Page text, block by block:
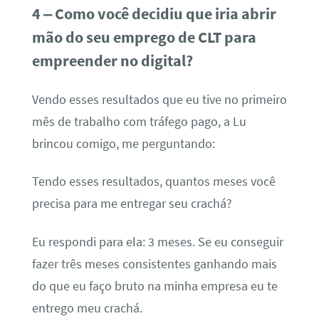
4 – Como você decidiu que iria abrir
mão do seu emprego de CLT para
empreender no digital?
Vendo esses resultados que eu tive no primeiro
mês de trabalho com tráfego pago, a Lu
brincou comigo, me perguntando:
Tendo esses resultados, quantos meses você
precisa para me entregar seu crachá?
Eu respondi para ela: 3 meses. Se eu conseguir
fazer três meses consistentes ganhando mais
do que eu faço bruto na minha empresa eu te
entrego meu crachá.